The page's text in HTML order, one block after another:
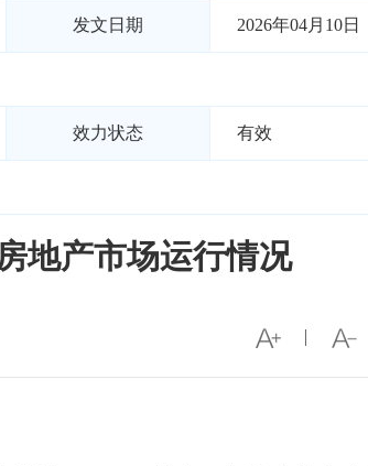
发文日期 2026年04月10日
效力状态 有效
地产市场运行情况